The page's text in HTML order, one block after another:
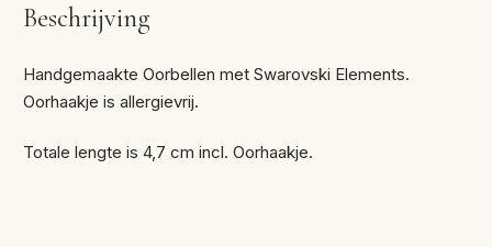
Beschrijving
Handgemaakte Oorbellen met Swarovski Elements.
Oorhaakje is allergievrij.
Totale lengte is 4,7 cm incl. Oorhaakje.